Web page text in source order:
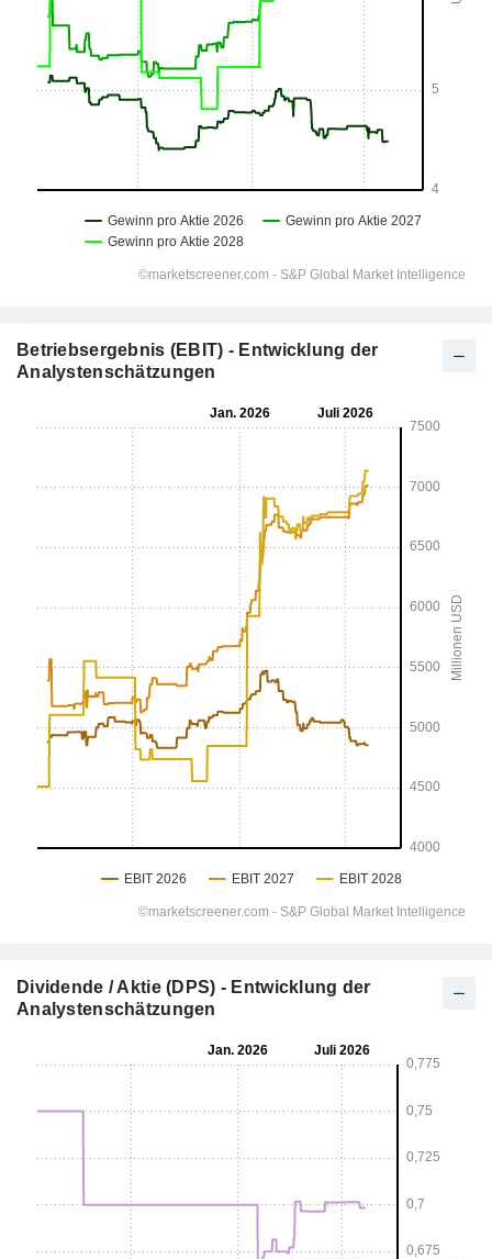
Betriebsergebnis (EBIT) - Entwicklung der
Analystenschätzungen
Dividende / Aktie (DPS) - Entwicklung der
Analystenschätzungen